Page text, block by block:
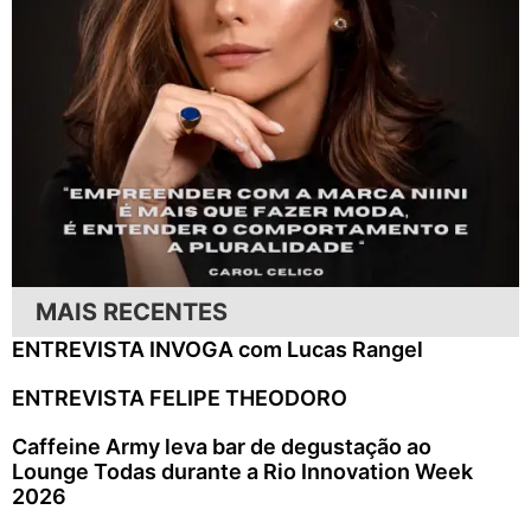
MAIS RECENTES
ENTREVISTA INVOGA com Lucas Rangel
ENTREVISTA FELIPE THEODORO
Caffeine Army leva bar de degustação ao
Lounge Todas durante a Rio Innovation Week
2026